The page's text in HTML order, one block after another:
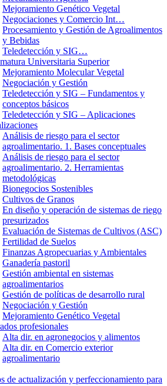
Mejoramiento Genético Vegetal
Negociaciones y Comercio Int…
Procesamiento y Gestión de Agroalimentos
y Bebidas
Teledetección y SIG…
Universitaria Superior
Mejoramiento Molecular Vegetal
Negociación y Gestión
Teledetección y SIG – Fundamentos y
conceptos básicos
Teledetección y SIG – Aplicaciones
Análisis de riesgo para el sector
agroalimentario. 1. Bases conceptuales
Análisis de riesgo para el sector
agroalimentario. 2. Herramientas
metodológicas
Bionegocios Sostenibles
Cultivos de Granos
En diseño y operación de sistemas de riego
presurizados
Evaluación de Sistemas de Cultivos (ASC)
Fertilidad de Suelos
Finanzas Agropecuarias y Ambientales
Ganadería pastoril
Gestión ambiental en sistemas
agroalimentarios
Gestión de políticas de desarrollo rural
Negociación y Gestión
Mejoramiento Genético Vegetal
profesionales
Alta dir. en agronegocios y alimentos
Alta dir. en Comercio exterior
agroalimentario
de actualización y perfeccionamiento para